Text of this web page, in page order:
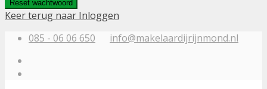
Reset wachtwoord
Keer terug naar Inloggen
085 - 06 06 650
info@makelaardijrijnmond.nl